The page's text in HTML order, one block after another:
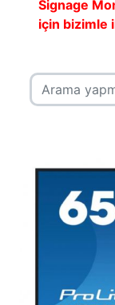
Signage
için bizimle